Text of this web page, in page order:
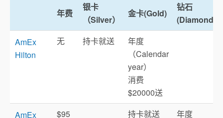
年费
银卡
（Silver）
金卡(Gold)
钻石
(Diamond)
AmEx
Hilton
无 持卡就送
年度
（Calendar
year）
消费
$20000送
AmEx
$95 持卡就送
年度